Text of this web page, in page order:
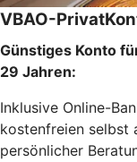
VBAO-
Günstiges Konto
29 Jahren:
Inklusive Online-
kostenfreien selbst
persönlicher